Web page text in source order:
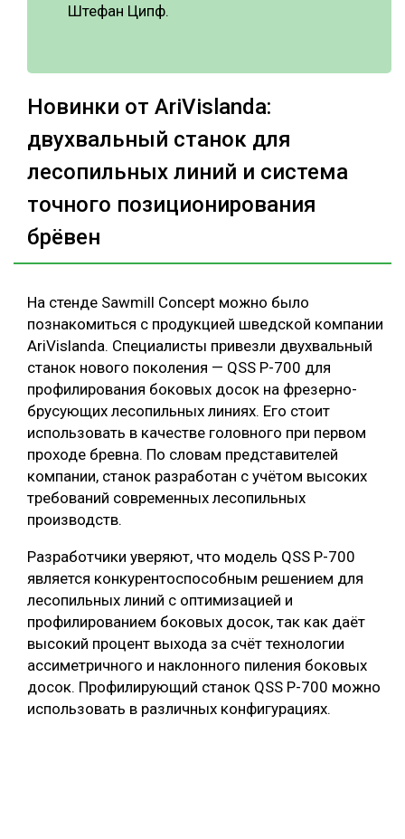
Штефан Ципф.
Новинки от AriVislanda:
двухвальный станок для
лесопильных линий и система
точного позиционирования
брёвен
На стенде Sawmill Concept можно было
познакомиться с продукцией шведской компании
AriVislanda. Специалисты привезли двухвальный
станок нового поколения — QSS P-700 для
профилирования боковых досок на фрезерно-
брусующих лесопильных линиях. Его стоит
использовать в качестве головного при первом
проходе бревна. По словам представителей
компании, станок разработан с учётом высоких
требований современных лесопильных
производств.
Разработчики уверяют, что модель QSS P-700
является конкурентоспособным решением для
лесопильных линий с оптимизацией и
профилированием боковых досок, так как даёт
высокий процент выхода за счёт технологии
ассиметричного и наклонного пиления боковых
досок. Профилирующий станок QSS P-700 можно
использовать в различных конфигурациях.